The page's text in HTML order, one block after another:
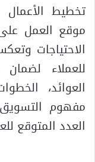
تخطيط الأعمال
موقع العمل على
الاحتياجات
للعملاء
العوائد،
مفهوم
العدد المتوقع